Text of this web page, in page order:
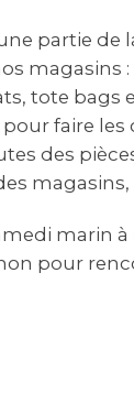
partie de
magasins :
tote bags
faire les
des
magasins,
marin
pour